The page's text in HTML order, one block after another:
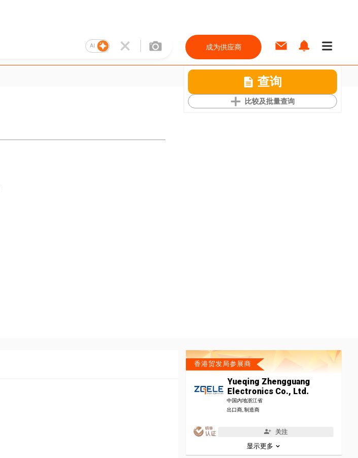
AI 成为供应商
查询
比较及批量查询
香港贸发局参展商
Yueqing Zhengguang
Electronics Co., Ltd.
中国内地浙江省
出口商, 制造商
关注
显示更多